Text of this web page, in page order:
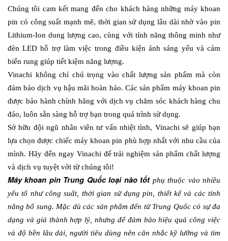
Chúng tôi cam kết mang đến cho khách hàng những máy khoan
pin có công suất mạnh mẽ, thời gian sử dụng lâu dài nhờ vào pin
Lithium-Ion dung lượng cao, cùng với tính năng thông minh như
đèn LED hỗ trợ làm việc trong điều kiện ánh sáng yếu và cảm
biến rung giúp tiết kiệm năng lượng.
Vinachi không chỉ chú trọng vào chất lượng sản phẩm mà còn
đảm bảo dịch vụ hậu mãi hoàn hảo. Các sản phẩm máy khoan pin
được bảo hành chính hãng với dịch vụ chăm sóc khách hàng chu
đáo, luôn sẵn sàng hỗ trợ bạn trong quá trình sử dụng.
Sở hữu đội ngũ nhân viên tư vấn nhiệt tình, Vinachi sẽ giúp bạn
lựa chọn được chiếc máy khoan pin phù hợp nhất với nhu cầu của
mình. Hãy đến ngay Vinachi để trải nghiệm sản phẩm chất lượng
và dịch vụ tuyệt vời từ chúng tôi!
Máy khoan pin Trung Quốc loại nào tốt phụ thuộc vào nhiều
yếu tố như công suất, thời gian sử dụng pin, thiết kế và các tính
năng bổ sung. Mặc dù các sản phẩm đến từ Trung Quốc có sự đa
dạng và giá thành hợp lý, nhưng để đảm bảo hiệu quả công việc
và độ bền lâu dài, người tiêu dùng nên cân nhắc kỹ lưỡng và tìm